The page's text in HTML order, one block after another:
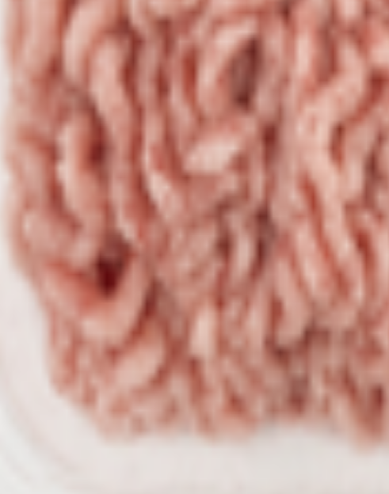
№ 490314725 от 30.05.2003г выдано Гомельским
обл., г. Жлобин, ул. Козлова 2-А